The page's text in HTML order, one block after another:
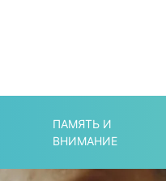
ПАМЯТЬ И
ВНИМАНИЕ